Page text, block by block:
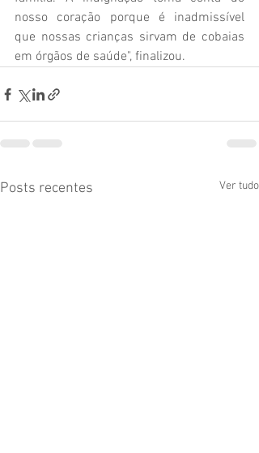
nosso coração porque é inadmissível
que nossas crianças sirvam de cobaias
em órgãos de saúde", finalizou.
Posts recentes Ver tudo